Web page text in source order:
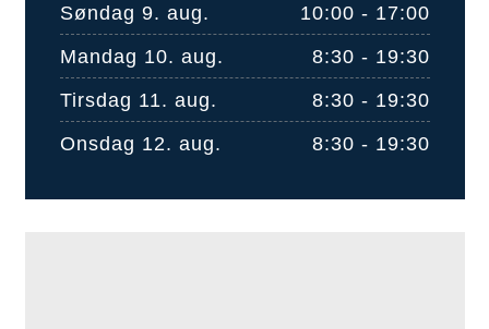
Søndag 9. aug.
10:00 - 17:00
Mandag 10. aug.
8:30 - 19:30
Tirsdag 11. aug.
8:30 - 19:30
Onsdag 12. aug.
8:30 - 19:30